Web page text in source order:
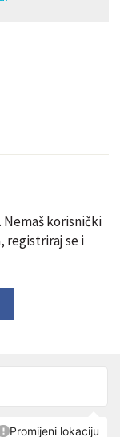
korisnički
registriraj se i